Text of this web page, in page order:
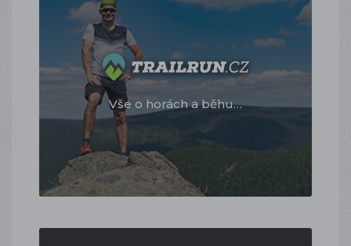
Vše o horách a běhu…